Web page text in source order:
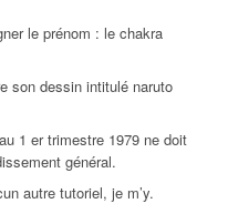
le prénom : le chakra
son dessin intitulé naruto
1 er trimestre 1979 ne doit
général.
autre tutoriel, je m’y.